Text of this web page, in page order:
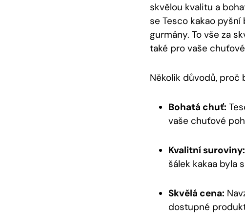
skvělou kvalitu a
se⁢ Tesco kakao
⁤gurmány. To vše‌ za​
také pro vaše
Několik důvodů, proč
Bohatá chuť:
vaše chuťové
Kvalitní ‍suroviny:
šálek ​kakaa ⁣byla
Skvělá⁢ cena:
dostupné